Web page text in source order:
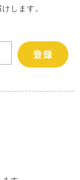
します。